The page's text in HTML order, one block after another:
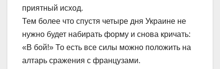
приятный исход.
Тем более что спустя четыре дня Украине не
нужно будет набирать форму и снова кричать:
«В бой!» То есть все силы можно положить на
алтарь сражения с французами.